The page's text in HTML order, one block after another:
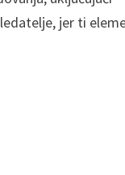
jer ti